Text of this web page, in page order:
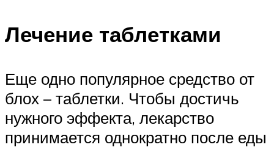
Лечение таблетками
Еще одно популярное средство от
блох – таблетки. Чтобы достичь
нужного эффекта, лекарство
принимается однократно после еды